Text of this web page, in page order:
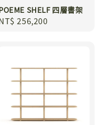
SHELF 四層書架
256,200